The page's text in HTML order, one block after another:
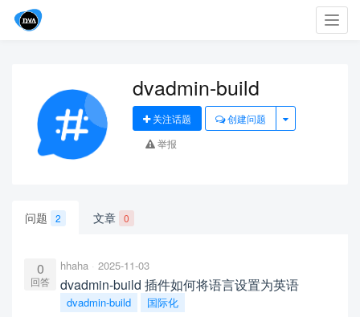
dvadmin-build
关注话题
创建问题
举报
问题 2 文章 0
0
回答
hhaha 2025-11-03
dvadmin-build 插件如何将语言设置为英语
dvadmin-build 国际化